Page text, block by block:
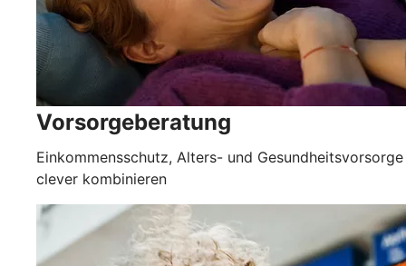
Vorsorgeberatung
Einkommensschutz, Alters- und Gesundheitsvorsorge
clever kombinieren